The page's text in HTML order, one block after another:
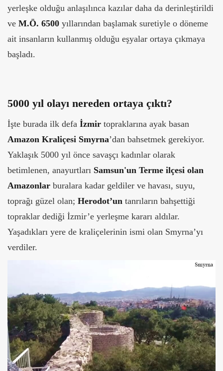
yerleşke olduğu anlaşılınca kazılar daha da derinleştirildi
ve M.Ö. 6500 yıllarından başlamak suretiyle o döneme
ait insanların kullanmış olduğu eşyalar ortaya çıkmaya
başladı.
5000 yıl olayı nereden ortaya çıktı?
İşte burada ilk defa İzmir topraklarına ayak basan
Amazon Kraliçesi Smyrna’dan bahsetmek gerekiyor.
Yaklaşık 5000 yıl önce savaşçı kadınlar olarak
betimlenen, anayurtları Samsun'un Terme ilçesi olan
Amazonlar buralara kadar geldiler ve havası, suyu,
toprağı güzel olan; Herodot’un tanrıların bahşettiği
topraklar dediği İzmir’e yerleşme kararı aldılar.
Yaşadıkları yere de kraliçelerinin ismi olan Smyrna’yı
verdiler.